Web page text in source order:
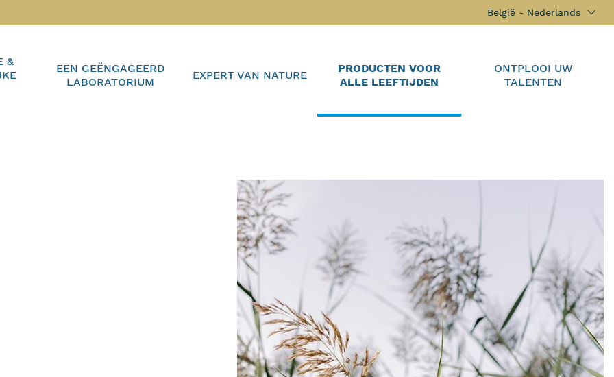
België - Nederlands
&
EEN GEËNGAGEERD
LABORATORIUM
EXPERT VAN NATURE
PRODUCTEN VOOR
ALLE LEEFTIJDEN
ONTPLOOI UW
TALENTEN